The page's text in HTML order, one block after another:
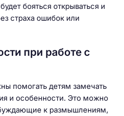
бояться открываться и
страха ошибок или
при работе с
помогать детям замечать
и особенности. Это можно
к размышлениям,